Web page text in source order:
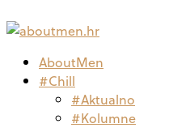
AboutMen
#Chill
#Aktualno
#Kolumne